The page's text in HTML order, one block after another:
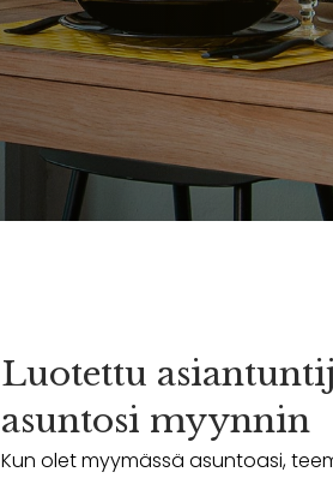
Luotettu
asuntosi myynnin
Kun olet myymässä asuntoasi,